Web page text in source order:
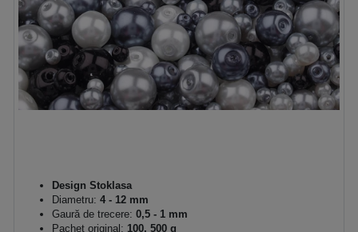
Design Stoklasa
Diametru: 4 - 12 mm
Gaură de trecere: 0,5 - 1 mm
Pachet original: 100, 500 g